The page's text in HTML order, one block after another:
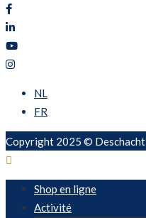
NL
FR
Copyright 2025 © Deschacht
Shop en ligne
Activité